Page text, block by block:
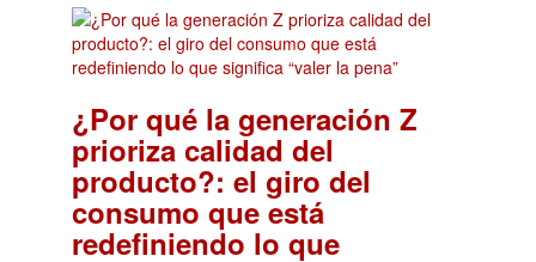
¿Por qué la generación Z
prioriza calidad del
producto?: el giro del
consumo que está
redefiniendo lo que